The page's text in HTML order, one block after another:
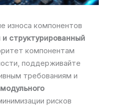
износа компонентов
структурированный
компонентам
поддерживайте
требованиям и
рисков